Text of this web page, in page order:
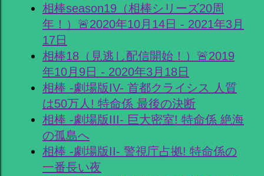
相棒season19（相棒シリーズ20周
年！）🚨2020年10月14日 - 2021年3月
17日
相棒18（見逃し配信開始！）🚨2019
年10月9日 - 2020年3月18日
相棒 -劇場版IV- 首都クライシス 人質
は50万人! 特命係 最後の決断
相棒 -劇場版III- 巨大密室! 特命係 絶海
の孤島へ
相棒 -劇場版II- 警視庁占拠! 特命係の
一番長い夜